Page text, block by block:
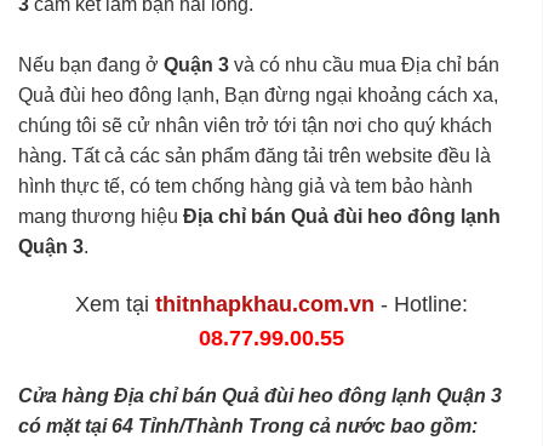
3 cam kết làm bạn hài lòng.
Nếu bạn đang ở Quận 3 và có nhu cầu mua Địa chỉ bán
Quả đùi heo đông lạnh, Bạn đừng ngại khoảng cách xa,
chúng tôi sẽ cử nhân viên trở tới tận nơi cho quý khách
hàng. Tất cả các sản phẩm đăng tải trên website đều là
hình thực tế, có tem chống hàng giả và tem bảo hành
mang thương hiệu Địa chỉ bán Quả đùi heo đông lạnh
Quận 3.
Xem tại thitnhapkhau.com.vn - Hotline:
08.77.99.00.55
Cửa hàng Địa chỉ bán Quả đùi heo đông lạnh Quận 3
có mặt tại 64 Tỉnh/Thành Trong cả nước bao gồm: